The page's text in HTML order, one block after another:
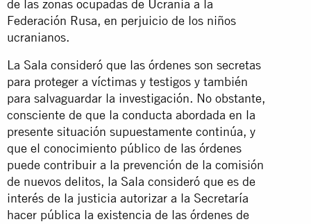
de las zonas ocupadas de Ucrania a la
Federación Rusa, en perjuicio de los niños
ucranianos.
La Sala consideró que las órdenes son secretas
para proteger a víctimas y testigos y también
para salvaguardar la investigación. No obstante,
consciente de que la conducta abordada en la
presente situación supuestamente continúa, y
que el conocimiento público de las órdenes
puede contribuir a la prevención de la comisión
de nuevos delitos, la Sala consideró que es de
interés de la justicia autorizar a la Secretaría
hacer pública la existencia de las órdenes de